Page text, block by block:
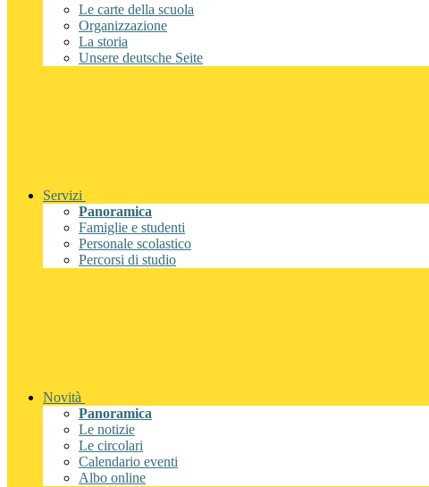
Le carte della scuola
Organizzazione
La storia
Unsere deutsche Seite
Servizi
Panoramica
Famiglie e studenti
Personale scolastico
Percorsi di studio
Novità
Panoramica
Le notizie
Le circolari
Calendario eventi
Albo online